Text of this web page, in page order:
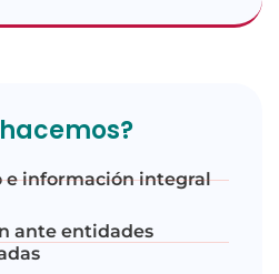
e información integral
ante entidades